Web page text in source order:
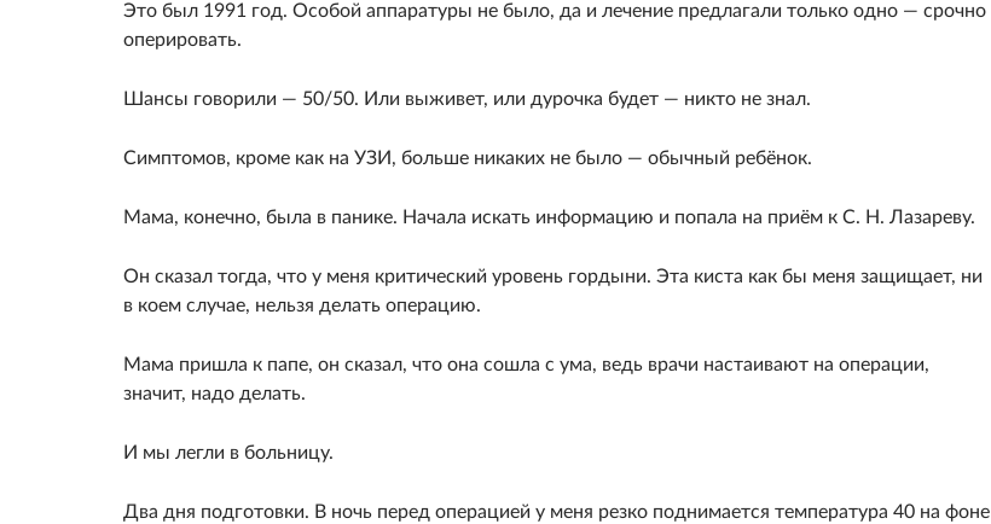
Это был 1991 год. Особой аппаратуры не было, да и лечение предлагали только одно — срочно
оперировать.
Шансы говорили — 50/50. Или выживет, или дурочка будет — никто не знал.
Симптомов, кроме как на УЗИ, больше никаких не было — обычный ребёнок.
Мама, конечно, была в панике. Начала искать информацию и попала на приём к С. Н. Лазареву.
Он сказал тогда, что у меня критический уровень гордыни. Эта киста как бы меня защищает, ни
в коем случае, нельзя делать операцию.
Мама пришла к папе, он сказал, что она сошла с ума, ведь врачи настаивают на операции,
значит, надо делать.
И мы легли в больницу.
Два дня подготовки. В ночь перед операцией у меня резко поднимается температура 40 на фоне